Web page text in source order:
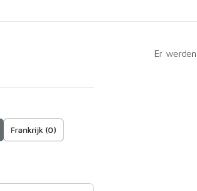
Frankrijk (0)
Er